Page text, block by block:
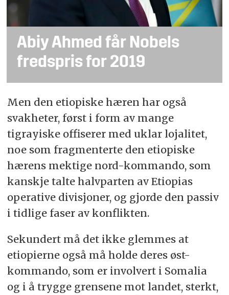
Abiy Ahmed får Nobels
fredspris for 2019
Men den etiopiske hæren har også
svakheter, først i form av mange
tigrayiske offiserer med uklar lojalitet,
noe som fragmenterte den etiopiske
hærens mektige nord-kommando, som
kanskje talte halvparten av Etiopias
operative divisjoner, og gjorde den passiv
i tidlige faser av konflikten.
Sekundert må det ikke glemmes at
etiopierne også må holde deres øst-
kommando, som er involvert i Somalia
og i å trygge grensene mot landet, sterkt,